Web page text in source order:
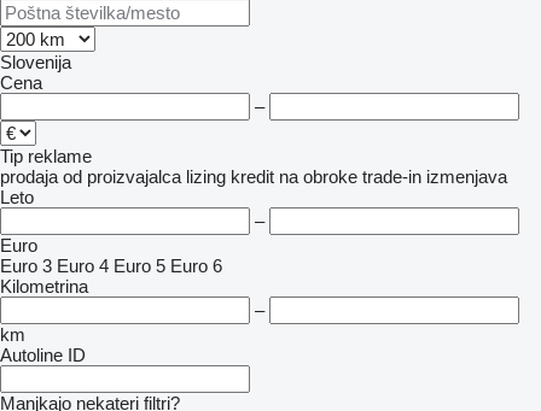
Slovenija
Cena
–
Tip reklame
prodaja od proizvajalca lizing kredit na obroke trade-in izmenjava
Leto
–
Euro
Euro 3 Euro 4 Euro 5 Euro 6
Kilometrina
–
km
Autoline ID
Manjkajo nekateri filtri?